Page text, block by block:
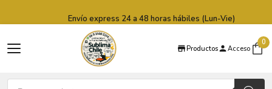
Productos Acceso
0
Búsqueda
Envío express 24 a 48 horas hábiles (Lun-Vie)